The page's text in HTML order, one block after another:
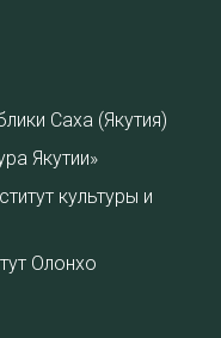
Саха (Якутия)
Якутии»
культуры и
Олонхо